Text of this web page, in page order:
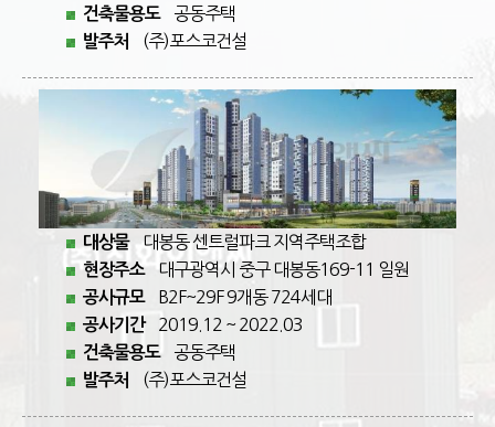
건축물용도 공동주택
발주처 (주)포스코건설
대상물 대봉동 센트럴파크 지역주택조합
현장주소 대구광역시 중구 대봉동169-11 일원
공사규모 B2F~29F 9개동 724세대
공사기간 2019.12 ~ 2022.03
건축물용도 공동주택
발주처 (주)포스코건설